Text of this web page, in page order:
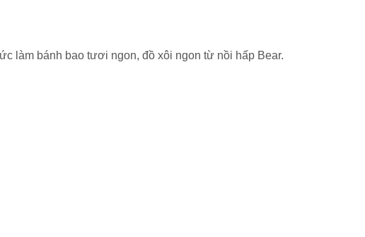
làm bánh bao tươi ngon, đồ xôi ngon từ nồi hấp Bear.